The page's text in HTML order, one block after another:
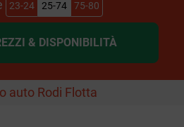
23-24 25-74 75-80
& DISPONIBILITÀ
auto Rodi Flotta